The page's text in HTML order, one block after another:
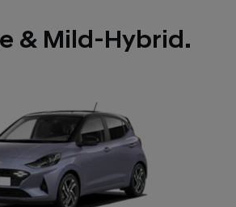
& Mild-Hybrid.